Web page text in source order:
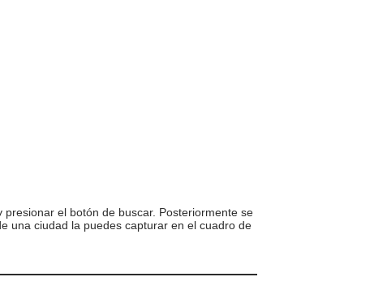
el botón de buscar. Posteriormente se
una ciudad la puedes capturar en el cuadro de